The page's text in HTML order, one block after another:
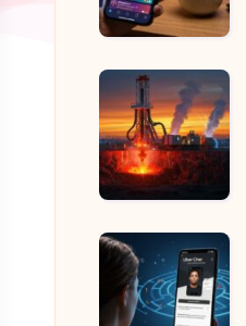
Successeur
de
TV
Time
par
Son
Fondateur
Mazama
Perce
Roches
Chaudes
Géothermie
Uber
One